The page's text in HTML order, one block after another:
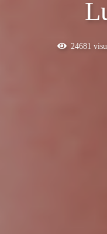
24681